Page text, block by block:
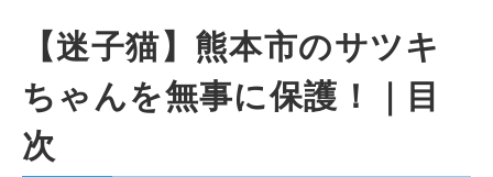
【迷子猫】熊本市のサツキ
ちゃんを無事に保護！｜目
次